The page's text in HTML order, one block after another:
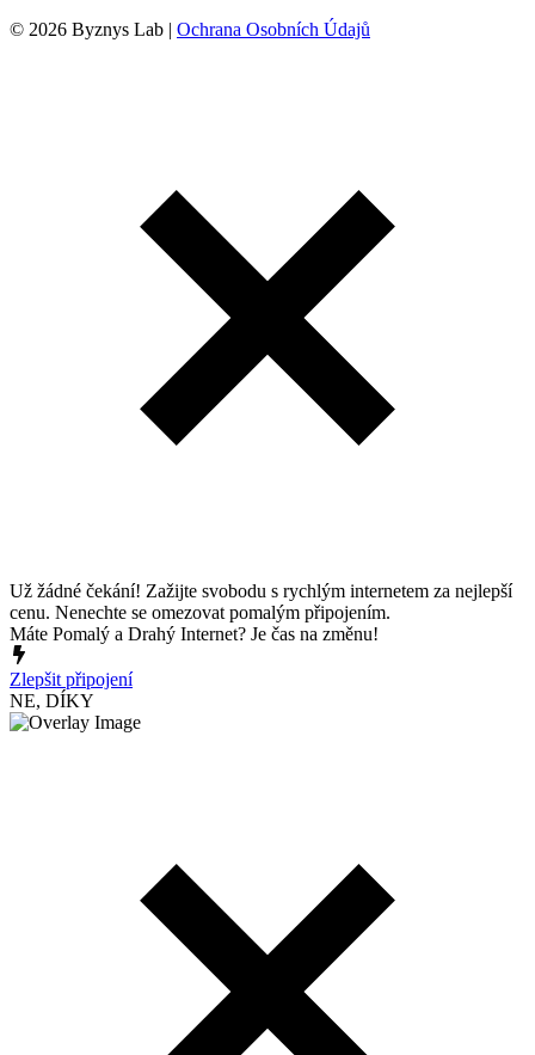
© 2026 Byznys Lab | Ochrana Osobních Údajů
Už žádné čekání! Zažijte svobodu s rychlým internetem za nejlepší
cenu. Nenechte se omezovat pomalým připojením.
Máte Pomalý a Drahý Internet? Je čas na změnu!
Zlepšit připojení
NE, DÍKY